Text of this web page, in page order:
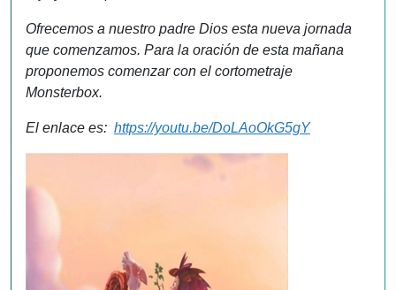
Ofrecemos a nuestro padre Dios esta nueva jornada
que comenzamos. Para la oración de esta mañana
proponemos comenzar con el cortometraje
Monsterbox.
El enlace es: https://youtu.be/DoLAoOkG5gY